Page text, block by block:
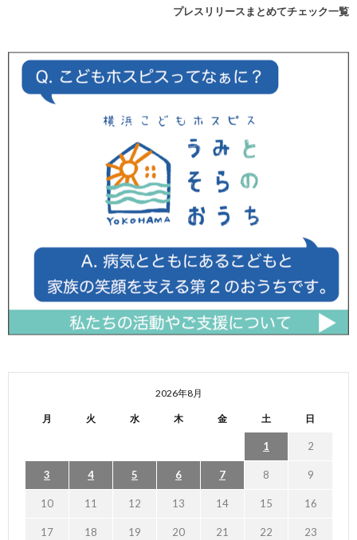
プレスリリースまとめてチェック一覧
2026年8月
月 火 水 木 金 土 日
1 2
3 4 5 6 7 8 9
10 11 12 13 14 15 16
17 18 19 20 21 22 23